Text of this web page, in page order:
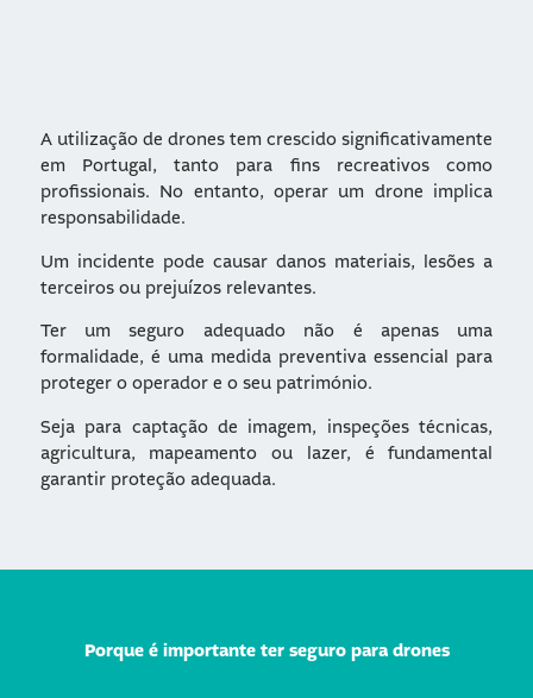
A utilização de drones tem crescido significativamente
em Portugal, tanto para fins recreativos como
profissionais. No entanto, operar um drone implica
responsabilidade.
Um incidente pode causar danos materiais, lesões a
terceiros ou prejuízos relevantes.
Ter um seguro adequado não é apenas uma
formalidade, é uma medida preventiva essencial para
proteger o operador e o seu património.
Seja para captação de imagem, inspeções técnicas,
agricultura, mapeamento ou lazer, é fundamental
garantir proteção adequada.
Porque é importante ter seguro para drones